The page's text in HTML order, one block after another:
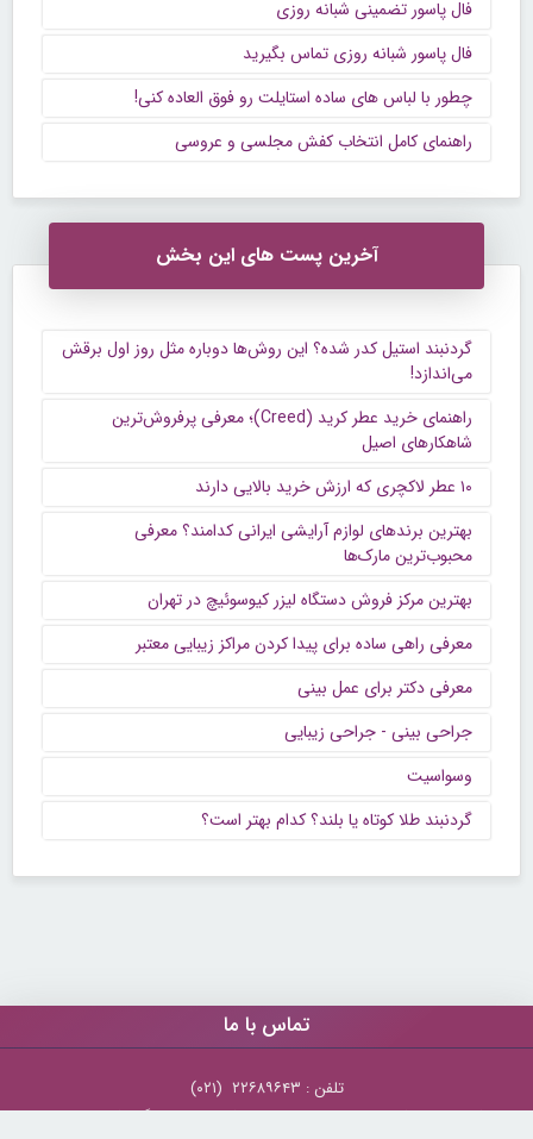
فال پاسور تضمینی شبانه روزی
فال پاسور شبانه روزی تماس بگیرید
چطور با لباس های ساده استایلت رو فوق العاده کنی!
راهنمای کامل انتخاب کفش مجلسی و عروسی
آخرین پست های این بخش
گردنبند استیل کدر شده؟ این روش‌ها دوباره مثل روز اول برقش
می‌اندازد!
راهنمای خرید عطر کرید (Creed)؛ معرفی پرفروش‌ترین
شاهکارهای اصیل
۱۰ عطر لاکچری که ارزش خرید بالایی دارند
بهترین برندهای لوازم آرایشی ایرانی کدامند؟ معرفی
محبوب‌ترین مارک‌ها
بهترین مرکز فروش دستگاه لیزر کیوسوئیچ در تهران
معرفی راهی ساده برای پیدا کردن مراکز زیبایی معتبر
معرفی دکتر برای عمل بینی
جراحی بینی - جراحی زیبایی
وسواسیت
گردنبند طلا کوتاه یا بلند؟ کدام بهتر است؟
تماس با ما
تلفن : ۲۲۶۸۹۶۴۳ (۰۲۱)
شنبه تا چهارشنبه از ساعت 9 تا 5 منتظر شنیدن صدای گرم شما هستیم.